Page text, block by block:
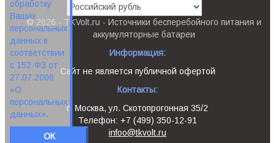
© 2026 - TKVolt.ru - Источники бесперебойного питания и
аккумуляторные батареи
Информация:
Сайт не является публичной офертой
Контакты:
г. Москва, ул. Скотопрогонная 35/2
Телефон: +7 (499) 350-12-91
infoo@tkvolt.ru
обработку
Ваших
персональных
данных в
соответствии
с 152-ФЗ от
27.07.2006
«О
персональных
данных».
ОК